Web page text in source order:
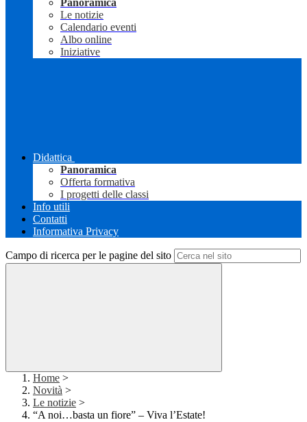
Panoramica
Le notizie
Calendario eventi
Albo online
Iniziative
Didattica
Panoramica
Offerta formativa
I progetti delle classi
Info utili
Contatti
Informativa Privacy
Campo di ricerca per le pagine del sito
Home >
Novità >
Le notizie >
“A noi…basta un fiore” – Viva l’Estate!